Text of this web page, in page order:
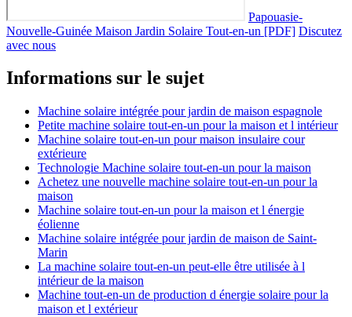
Papouasie-
Nouvelle-Guinée Maison Jardin Solaire Tout-en-un [PDF] Discutez
avec nous
Informations sur le sujet
Machine solaire intégrée pour jardin de maison espagnole
Petite machine solaire tout-en-un pour la maison et l intérieur
Machine solaire tout-en-un pour maison insulaire cour
extérieure
Technologie Machine solaire tout-en-un pour la maison
Achetez une nouvelle machine solaire tout-en-un pour la
maison
Machine solaire tout-en-un pour la maison et l énergie
éolienne
Machine solaire intégrée pour jardin de maison de Saint-
Marin
La machine solaire tout-en-un peut-elle être utilisée à l
intérieur de la maison
Machine tout-en-un de production d énergie solaire pour la
maison et l extérieur